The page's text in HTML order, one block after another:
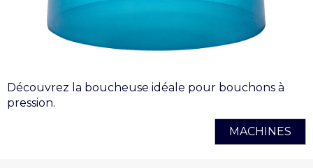
Découvrez la boucheuse idéale pour bouchons à
pression.
MACHINES